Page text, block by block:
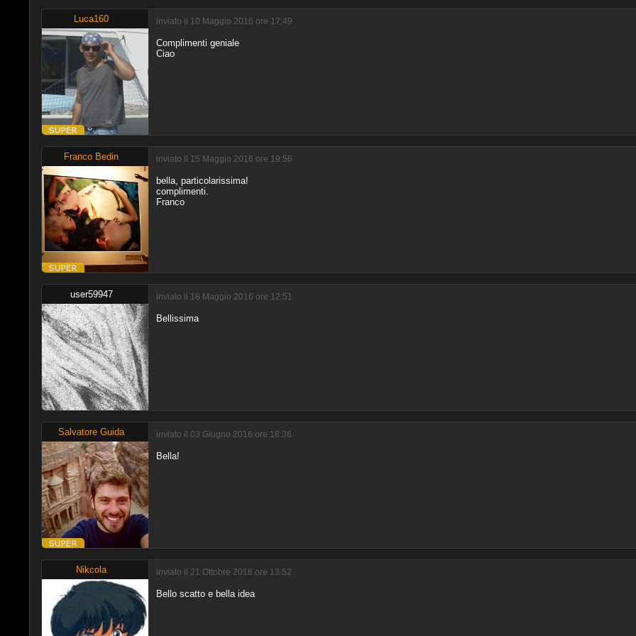
Luca160 inviato il 10 Maggio 2016 ore 17:49
Complimenti geniale
Ciao
Franco Bedin inviato il 15 Maggio 2016 ore 19:56
bella, particolarissima!
complimenti.
Franco
user59947 inviato il 18 Maggio 2016 ore 12:51
Bellissima
Salvatore Guida inviato il 03 Giugno 2016 ore 18:36
Bella!
Nikcola inviato il 21 Ottobre 2016 ore 13:52
Bello scatto e bella idea